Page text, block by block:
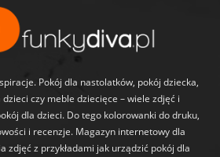
Pokój dla nastolatków, pokój dziecka,
czy meble dziecięce – wiele zdjęć i
dla dzieci. Do tego kolorowanki do druku,
i recenzje. Magazyn internetowy dla
zdjęć z przykładami jak urządzić pokój dla